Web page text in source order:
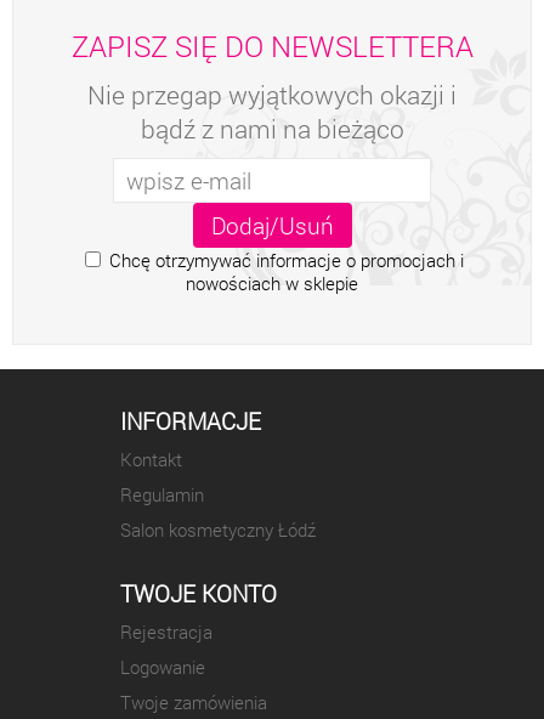
ZAPISZ SIĘ DO NEWSLETTERA
Nie przegap wyjątkowych okazji i
bądź z nami na bieżąco
Chcę otrzymywać informacje o promocjach i
nowościach w sklepie
INFORMACJE
Kontakt
Regulamin
Salon kosmetyczny Łódź
TWOJE KONTO
Rejestracja
Logowanie
Twoje zamówienia